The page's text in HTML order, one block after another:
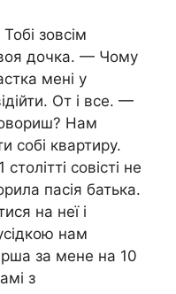
зовсім
дочка. — Чому
мені у
От і все. —
Нам
собі квартиру.
совісті не
пасія батька.
на неї і
нам
за мене на 10
з